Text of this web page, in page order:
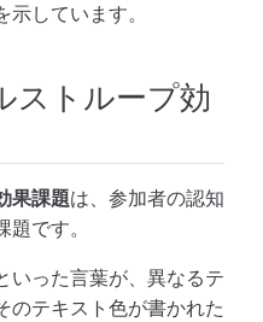
しています。
ストループ効
果課題は、参加者の認知
です。
いった言葉が、異なるテ
のテキスト色が書かれた